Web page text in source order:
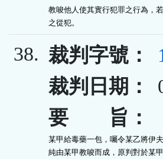
教唆他人使其實行犯罪之行為，
之從犯。
38. 裁判字號：
裁判日期：
要 旨：
某甲給毒藥一包，囑令某乙將伊
純由某甲教唆而成，原判對於某